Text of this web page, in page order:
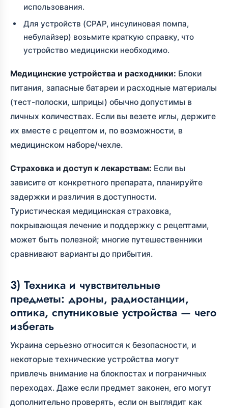
использования.
Для устройств (CPAP, инсулиновая помпа,
небулайзер) возьмите краткую справку, что
устройство медицински необходимо.
Медицинские устройства и расходники: Блоки
питания, запасные батареи и расходные материалы
(тест-полоски, шприцы) обычно допустимы в
личных количествах. Если вы везете иглы, держите
их вместе с рецептом и, по возможности, в
медицинском наборе/чехле.
Страховка и доступ к лекарствам: Если вы
зависите от конкретного препарата, планируйте
задержки и различия в доступности.
Туристическая медицинская страховка,
покрывающая лечение и поддержку с рецептами,
может быть полезной; многие путешественники
сравнивают варианты до прибытия.
3) Техника и чувствительные
предметы: дроны, радиостанции,
оптика, спутниковые устройства — чего
избегать
Украина серьезно относится к безопасности, и
некоторые технические устройства могут
привлечь внимание на блокпостах и пограничных
переходах. Даже если предмет законен, его могут
дополнительно проверять, если он выглядит как